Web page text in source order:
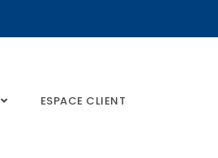
ESPACE CLIENT